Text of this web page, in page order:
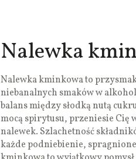
Nalewka
Nalewka kminkowa to
niebanalnych smaków w
balans między słodką nutą
mocą spirytusu, przeniesie
nalewek. Szlachetność
każde podniebienie,